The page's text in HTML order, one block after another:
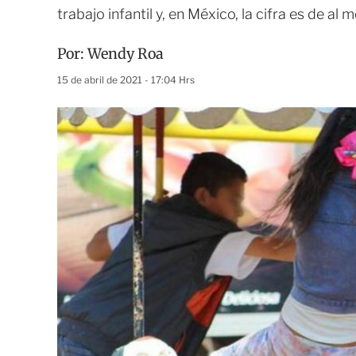
trabajo infantil y, en México, la cifra es de al
Por:Wendy Roa
15 de abril de 2021 - 17:04 Hrs